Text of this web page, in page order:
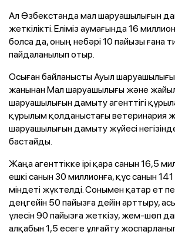
Ал Өзбекстанда мал шаруашылығын
жеткілікті. Еліміз аумағында 16
болса да, оның небәрі 10 пайызы ғана
пайдаланылып отыр.
Осыған байланысты Ауыл шаруашылығы
жанынан Мал шаруашылығы және
шаруашылығын дамыту агенттігі
құрылым қолданыстағы ветеринария
шаруашылығын дамыту жүйесі
бастайды.
Жаңа агенттікке ірі қара санын 16,5
ешкі санын 30 миллионға, құс санын
міндеті жүктелді. Сонымен қатар ет
деңгейін 50 пайызға дейін арттыру,
үлесін 90 пайызға жеткізу, жем-шөп
алқабын 1,5 есеге ұлғайту